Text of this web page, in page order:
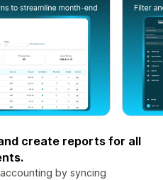
create reports for all
accounting by syncing